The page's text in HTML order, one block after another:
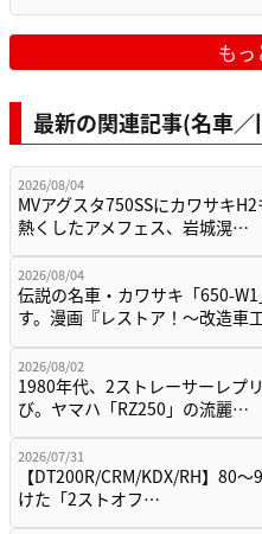
もっ
最新の関連記事(名車
2026/08/04
MVアグスタ750SSにカワサキ
熱くしたアメフェス、岩城滉…
2026/08/04
伝説の名車・カワサキ「650-
す。漫画『レストア！～改造車
2026/08/02
1980年代、2ストレーサーレプ
び。ヤマハ「RZ250」の流麗…
2026/07/31
【DT200R/CRM/KDX/RH】80
けた「2ストオフ…